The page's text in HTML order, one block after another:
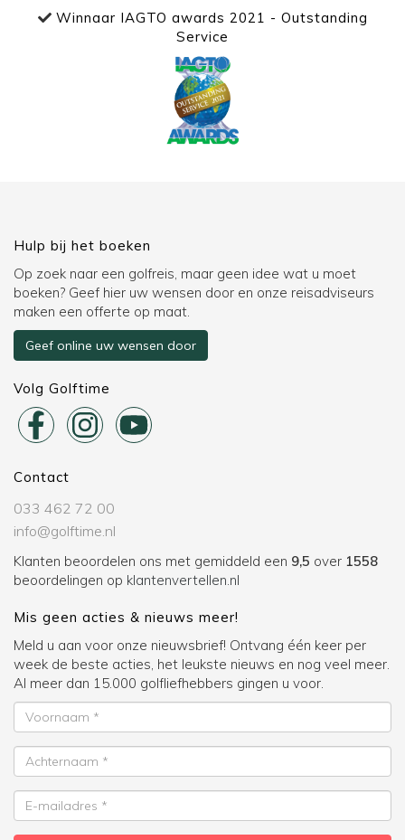
Winnaar IAGTO awards 2021 - Outstanding
Service
Hulp bij het boeken
Op zoek naar een golfreis, maar geen idee wat u moet
boeken? Geef hier uw wensen door en onze reisadviseurs
maken een offerte op maat.
Geef online uw wensen door
Volg Golftime
Contact
033 462 72 00
info@golftime.nl
Klanten beoordelen ons met gemiddeld een 9,5 over 1558
beoordelingen op klantenvertellen.nl
Mis geen acties & nieuws meer!
Meld u aan voor onze nieuwsbrief! Ontvang één keer per
week de beste acties, het leukste nieuws en nog veel meer.
Al meer dan 15.000 golfliefhebbers gingen u voor.
Voornaam
Achternaam
E-
mailadres